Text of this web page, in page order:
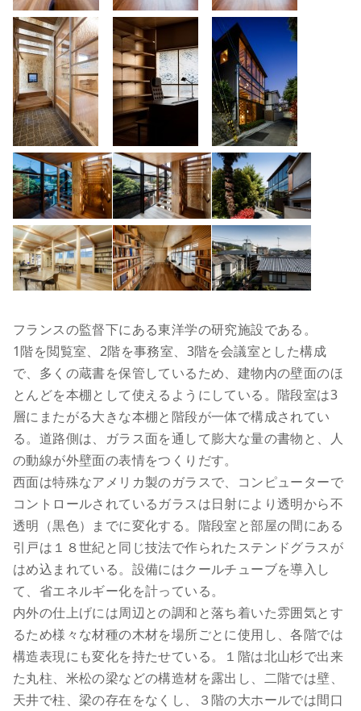
フランスの監督下にある東洋学の研究施設である。
1階を閲覧室、2階を事務室、3階を会議室とした構成
で、多くの蔵書を保管しているため、建物内の壁面のほ
とんどを本棚として使えるようにしている。階段室は3
層にまたがる大きな本棚と階段が一体で構成されてい
る。道路側は、ガラス面を通して膨大な量の書物と、人
の動線が外壁面の表情をつくりだす。
西面は特殊なアメリカ製のガラスで、コンピューターで
コントロールされているガラスは日射により透明から不
透明（黒色）までに変化する。階段室と部屋の間にある
引戸は１８世紀と同じ技法で作られたステンドグラスが
はめ込まれている。設備にはクールチューブを導入し
て、省エネルギー化を計っている。
内外の仕上げには周辺との調和と落ち着いた雰囲気とす
るため様々な材種の木材を場所ごとに使用し、各階では
構造表現にも変化を持たせている。１階は北山杉で出来
た丸柱、米松の梁などの構造材を露出し、二階では壁、
天井で柱、梁の存在をなくし、３階の大ホールでは間口